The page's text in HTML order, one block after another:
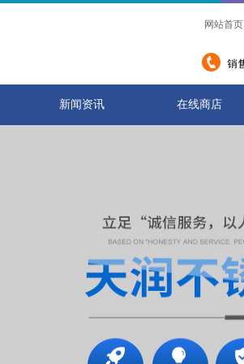
网站首页
新闻资讯 在线商店